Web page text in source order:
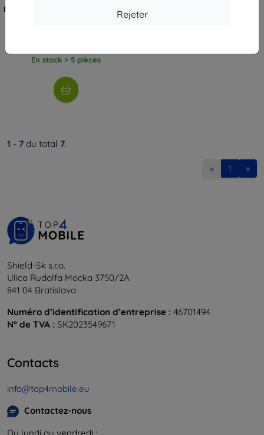
Rejeter
Étui livre magnétique Beline pour
En stock > 5 pièces
1 - 7 du total 7.
« 1 »
Shield-Sk s.r.o.
Ulica Rudolfa Mocka 3750/2A
841 04 Bratislava
Numéro d’identification d’entreprise : 46701494
N° de TVA : SK2023549671
Contacts
info@top4mobile.eu
Contactez-nous